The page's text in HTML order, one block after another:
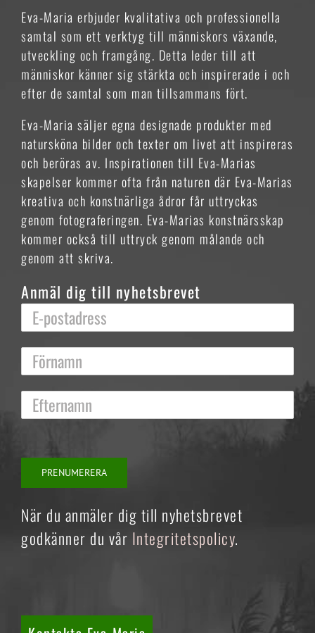
Eva-Maria erbjuder kvalitativa och professionella
samtal som ett verktyg till människors växande,
utveckling och framgång. Detta leder till att
människor känner sig stärkta och inspirerade i och
efter de samtal som man tillsammans fört.
Eva-Maria säljer egna designade produkter med
natursköna bilder och texter om livet att inspireras
och beröras av. Inspirationen till Eva-Marias
skapelser kommer ofta från naturen där Eva-Marias
kreativa och konstnärliga ådror får uttryckas
genom fotograferingen. Eva-Marias konstnärsskap
kommer också till uttryck genom målande och
genom att skriva.
Anmäl dig till nyhetsbrevet
När du anmäler dig till nyhetsbrevet
godkänner du vår Integritetspolicy.